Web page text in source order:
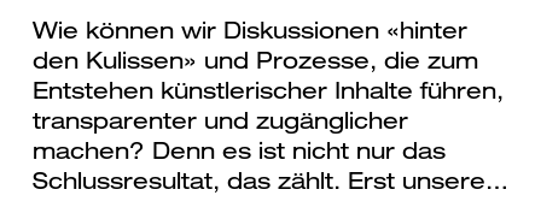
Wie können wir Diskussionen «hinter
den Kulissen» und Prozesse, die zum
Entstehen künstlerischer Inhalte führen,
transparenter und zugänglicher
machen? Denn es ist nicht nur das
Schlussresultat, das zählt. Erst unsere…